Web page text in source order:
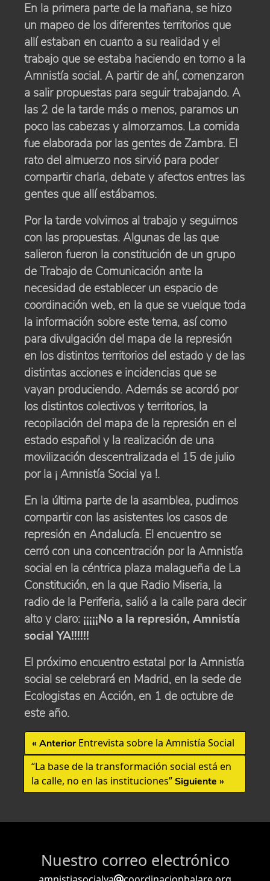
En la primera parte de la mañana, se hizo
un mapeo de los diferentes territorios que
allí estaban en cuanto a su realidad y el
trabajo que se estaba haciendo en torno a la
Amnistía social. A partir de ahí, comenzaron
a salir propuestas para seguir trabajando. A
las 2 de la tarde más o menos, paramos un
poco las cabezas y almorzamos. La comida
fue elaborada por las gentes de Zambra. El
rato del almuerzo nos sirvió para poder
compartir charla, debate y afectos entres las
gentes que allí estábamos.
Por la tarde volvimos al trabajo y seguirnos
con las propuestas. Algunas de las que
salieron fueron la constitución de un grupo
de Trabajo de Comunicación ante la
necesidad de establecer un espacio de
coordinación web, en la que se vuelque toda
la información sobre este tema, así como
para divulgación del mapa de la represión
en los distintos territorios del estado y de las
distintas acciones e incidencias que se
vayan produciendo. Además se acordó por
los distintos colectivos y territorios, la
recopilación del mapa de la represión en el
estado español y la realización de una
movilización descentralizada el 15 de julio
por la ¡ Amnistía Social ya !.
En la última parte de la asamblea, pudimos
compartir con las asistentes los casos de
represión en Andalucía. El encuentro se
cerró con una concentración por la Amnistía
social en la céntrica plaza malagueña de La
Constitución, en la que Radio Miseria, la
radio de la Periferia, salió a la calle para decir
alto y claro: ¡¡¡¡¡No a la represión, Amnistía
social YA!!!!!!
El próximo encuentro estatal por la Amnistía
social se celebrará en Madrid, en la sede de
Ecologistas en Acción, en 1 de octubre de
este año.
« AnteriorEntrevista sobre la Amnistía Social
“La base de la transformación social está en
la calle, no en las instituciones”Siguiente »
Nuestro correo electrónico